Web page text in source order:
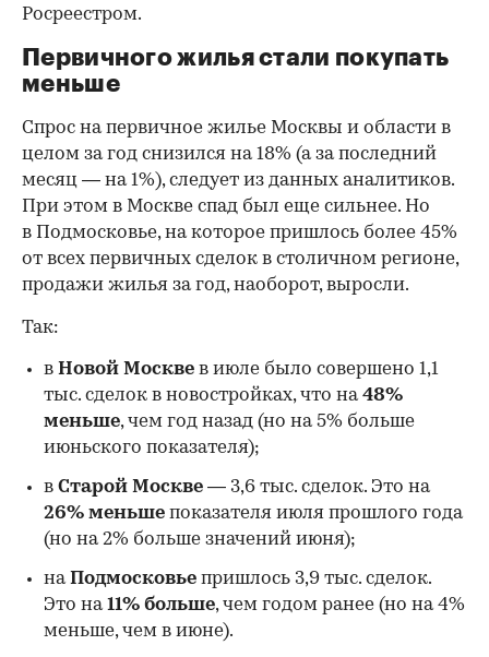
Росреестром.
Первичного жилья стали покупать
меньше
Спрос на первичное жилье Москвы и области в
целом за год снизился на 18% (а за последний
месяц — на 1%), следует из данных аналитиков.
При этом в Москве спад был еще сильнее. Но
в Подмосковье, на которое пришлось более 45%
от всех первичных сделок в столичном регионе,
продажи жилья за год, наоборот, выросли.
00:00 / 00:00
Так:
в Новой Москве в июле было совершено 1,1
тыс. сделок в новостройках, что на48%
меньше, чем год назад (но на 5% больше
июньского показателя);
в Старой Москве — 3,6 тыс. сделок. Это на
26% меньше показателя июля прошлого года
(но на 2% больше значений июня);
наПодмосковье пришлось 3,9 тыс. сделок.
Это на11% больше, чем годом ранее (но на 4%
меньше, чем в июне).